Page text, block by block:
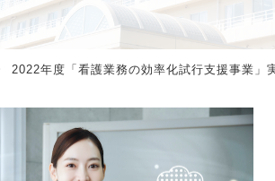
2022年度「看護業務の効率化試行支援事業」